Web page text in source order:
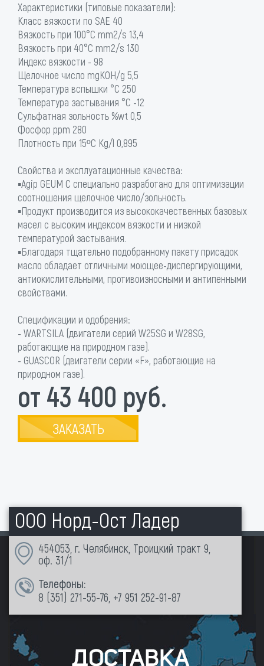
Характеристики (типовые показатели):
Класс вязкости по SAE 40
Вязкость при 100°С mm2/s 13,4
Вязкость при 40°С mm2/s 130
Индекс вязкости - 98
Щелочное число mgKOH/g 5,5
Температура вспышки °C 250
Температура застывания °C -12
Сульфатная зольность %wt 0,5
Фосфор ppm 280
Плотность при 15ºС Kg/l 0,895
Свойства и эксплуатационные качества:
▪Agip GEUM C специально разработано для оптимизации
соотношения щелочное число/зольность.
▪Продукт производится из высококачественных базовых
масел с высоким индексом вязкости и низкой
температурой застывания.
▪Благодаря тщательно подобранному пакету присадок
масло обладает отличными моющее-диспергирующими,
антиокислительными, противоизносными и антипенными
свойствами.
Спецификации и одобрения:
- WARTSILA (двигатели серий W25SG и W28SG,
работающие на природном газе).
- GUASCOR (двигатели серии «F», работающие на
природном газе).
от 43 400 руб.
ЗАКАЗАТЬ
ООО Норд-Ост Ладер
454053, г. Челябинск, Троицкий тракт 9,
оф. 31/1
Телефоны:
8 (351) 271-55-76 +7 951 252-91-87